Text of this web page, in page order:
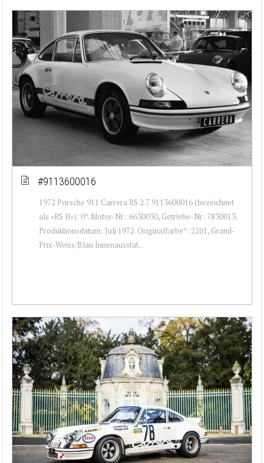
#9113600016
1972 Porsche 911 Carrera RS 2.7 9113600016 (bezeichnet
als «RS H»): 0*. Motor-Nr.: 6630030, Getriebe-Nr: 7830013.
Produktionsdatum: Juli 1972. Originalfarbe*: 2201, Grand-
Prix-Weiss/Blau Innenausstat...